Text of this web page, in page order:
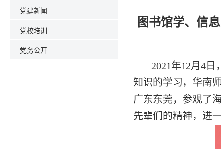
党建新闻
党校培训
党务公开
图书馆学、信
2021年12月4
知识的学习，华南
广东东莞，参观了
先辈们的精神，进